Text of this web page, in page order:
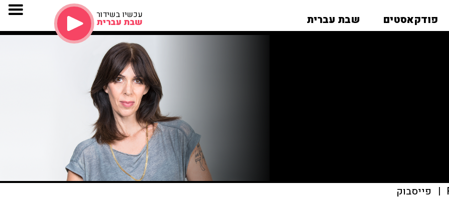
פודקאסטים שבת עברית עכשיו בשידור
שבת עברית
| פייסבוק